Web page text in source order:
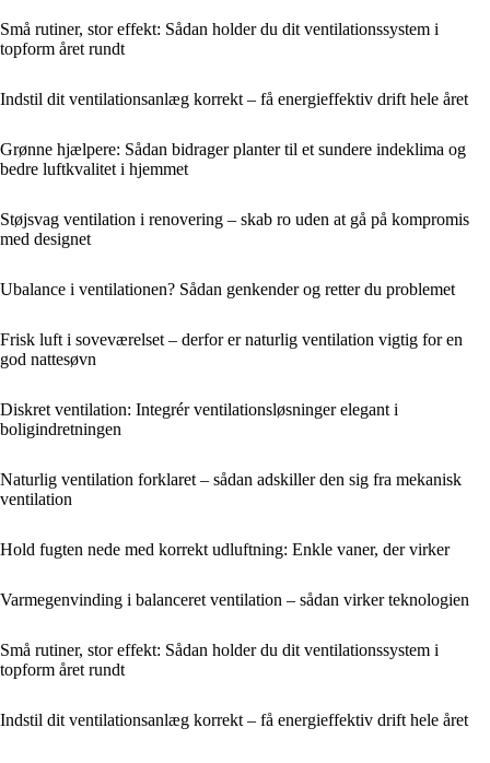
Små rutiner, stor effekt: Sådan holder du dit ventilationssystem i
topform året rundt
Indstil dit ventilationsanlæg korrekt – få energieffektiv drift hele året
Grønne hjælpere: Sådan bidrager planter til et sundere indeklima og
bedre luftkvalitet i hjemmet
Støjsvag ventilation i renovering – skab ro uden at gå på kompromis
med designet
Ubalance i ventilationen? Sådan genkender og retter du problemet
Frisk luft i soveværelset – derfor er naturlig ventilation vigtig for en
god nattesøvn
Diskret ventilation: Integrér ventilationsløsninger elegant i
boligindretningen
Naturlig ventilation forklaret – sådan adskiller den sig fra mekanisk
ventilation
Hold fugten nede med korrekt udluftning: Enkle vaner, der virker
Varmegenvinding i balanceret ventilation – sådan virker teknologien
Små rutiner, stor effekt: Sådan holder du dit ventilationssystem i
topform året rundt
Indstil dit ventilationsanlæg korrekt – få energieffektiv drift hele året